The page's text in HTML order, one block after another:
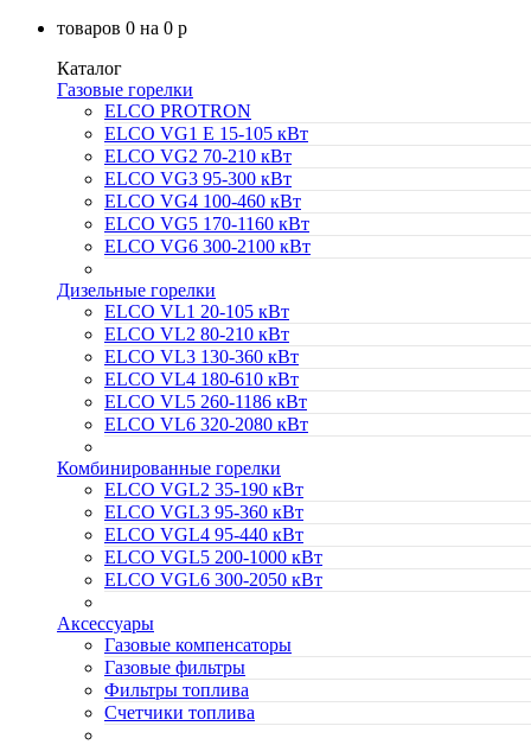
товаров 0 на 0 p
Каталог
Газовые горелки
ELCO PROTRON
ELCO VG1 E 15-105 кВт
ELCO VG2 70-210 кВт
ELCO VG3 95-300 кВт
ELCO VG4 100-460 кВт
ELCO VG5 170-1160 кВт
ELCO VG6 300-2100 кВт
Дизельные горелки
ELCO VL1 20-105 кВт
ELCO VL2 80-210 кВт
ELCO VL3 130-360 кВт
ELCO VL4 180-610 кВт
ELCO VL5 260-1186 кВт
ELCO VL6 320-2080 кВт
Комбинированные горелки
ELCO VGL2 35-190 кВт
ELCO VGL3 95-360 кВт
ELCO VGL4 95-440 кВт
ELCO VGL5 200-1000 кВт
ELCO VGL6 300-2050 кВт
Аксессуары
Газовые компенсаторы
Газовые фильтры
Фильтры топлива
Счетчики топлива